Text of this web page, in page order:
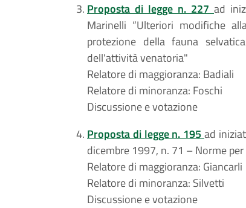
Proposta di legge n. 227 ad
Marinelli “Ulteriori modifiche
protezione della fauna
dell'attività venatoria"
Relatore di maggioranza: Badiali
Relatore di minoranza: Foschi
Discussione e votazione
Proposta di legge n. 195 ad
dicembre 1997, n. 71 – Norme
Relatore di maggioranza: Giancarli
Relatore di minoranza: Silvetti
Discussione e votazione